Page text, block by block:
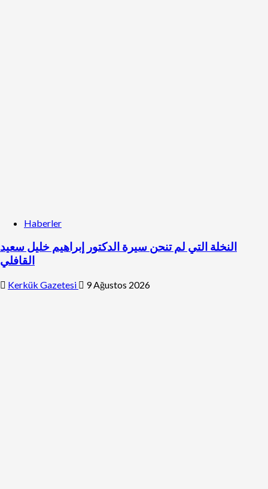
Haberler
النخلة التي لم تنحن سيرة الدكتور إبراهيم خليل سعيد
القافلي
Kerkük Gazetesi 9 Ağustos 2026